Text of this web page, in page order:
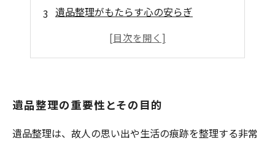
遺品整理がもたらす心の安らぎ
買取サポートの流れと手順
遺品整理の重要性とその目的
遺品整理は、故人の思い出や生活の痕跡を整理する非常